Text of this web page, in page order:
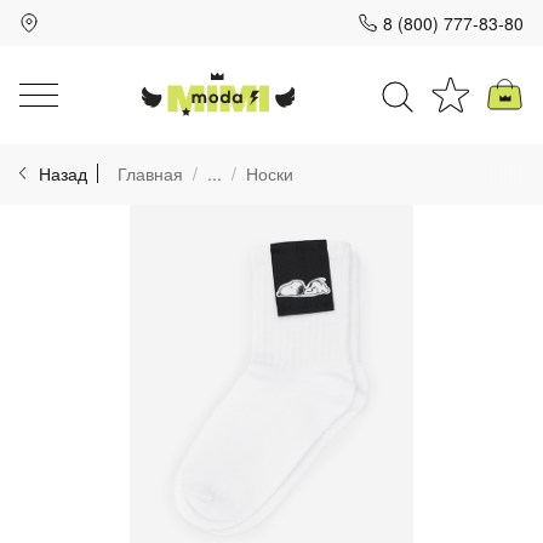
8 (800) 777-83-80
Назад Главная ... Носки
Для клиентов всех банков
Разбейте
на части